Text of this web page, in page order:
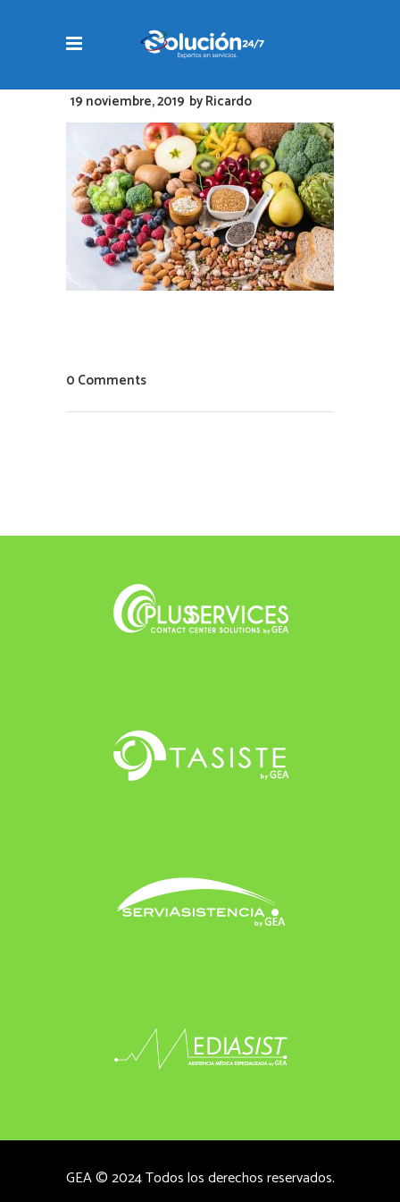
19 noviembre, 2019 byRicardo
0 Comments
GEA © 2024 Todos los derechos reservados.